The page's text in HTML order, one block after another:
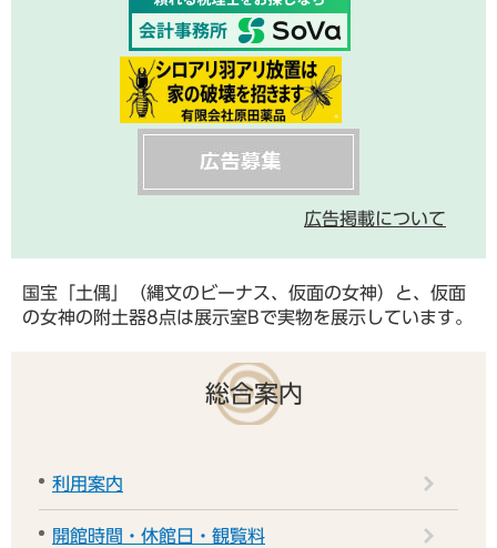
国宝「土偶」（縄文のビーナス、仮面の女神）と、仮面
の女神の附土器8点は展示室Bで実物を展示しています。
総合案内
利用案内
開館時間・休館日・観覧料
広告掲載について